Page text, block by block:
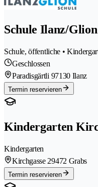
Schule Ilanz/
Schule, öffentliche •
Geschlossen
Paradisgärtli 97130 Ilanz
Termin reservieren
Kindergarten
Kindergarten
Kirchgasse 29472 Grabs
Termin reservieren